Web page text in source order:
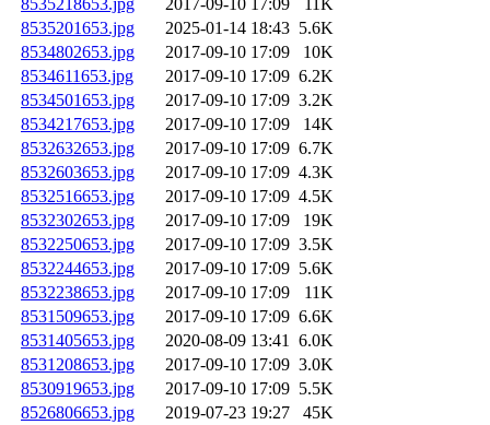
8535218653.jpg
2017-09-10 17:09
11K
8535201653.jpg
2025-01-14 18:43 5.6K
8534802653.jpg
2017-09-10 17:09
10K
8534611653.jpg
2017-09-10 17:09 6.2K
8534501653.jpg
2017-09-10 17:09 3.2K
8534217653.jpg
2017-09-10 17:09
14K
8532632653.jpg
2017-09-10 17:09 6.7K
8532603653.jpg
2017-09-10 17:09 4.3K
8532516653.jpg
2017-09-10 17:09 4.5K
8532302653.jpg
2017-09-10 17:09
19K
8532250653.jpg
2017-09-10 17:09 3.5K
8532244653.jpg
2017-09-10 17:09 5.6K
8532238653.jpg
2017-09-10 17:09
11K
8531509653.jpg
2017-09-10 17:09 6.6K
8531405653.jpg
2020-08-09 13:41 6.0K
8531208653.jpg
2017-09-10 17:09 3.0K
8530919653.jpg
2017-09-10 17:09 5.5K
8526806653.jpg
2019-07-23 19:27
45K